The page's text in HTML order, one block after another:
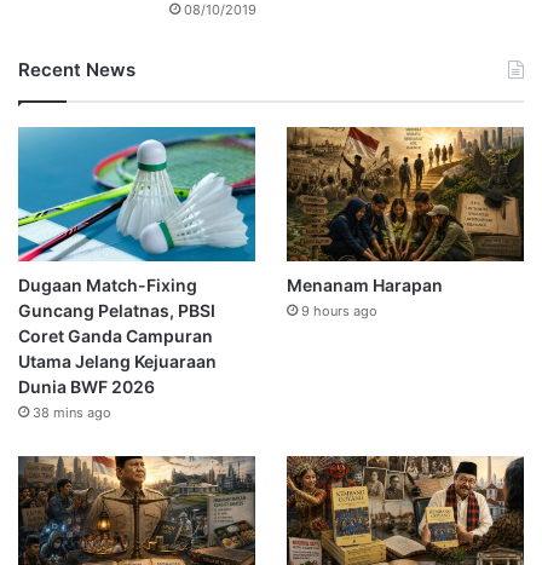
08/10/2019
Recent News
Dugaan Match-Fixing
Guncang Pelatnas, PBSI
Coret Ganda Campuran
Utama Jelang Kejuaraan
Dunia BWF 2026
38 mins ago
Menanam Harapan
9 hours ago